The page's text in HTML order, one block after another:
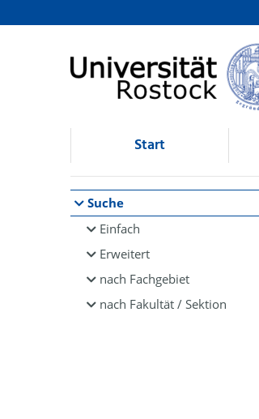
Browsen
direkt zum Inhalt
Start
Suche
Einfach
Erweitert
nach Fachgebiet
nach Fakultät / Sektion